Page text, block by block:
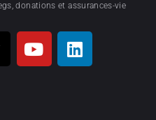
donations et assurances-vie